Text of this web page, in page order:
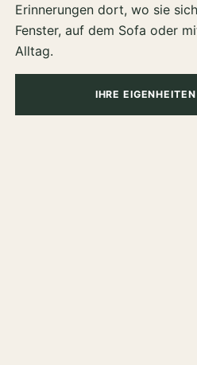
Erinnerungen dort, wo sie
Fenster, auf dem Sofa oder
Alltag.
IHRE